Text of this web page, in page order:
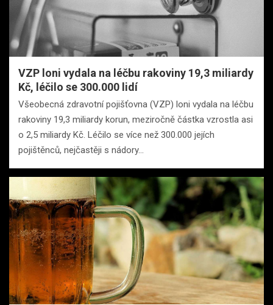
VZP loni vydala na léčbu rakoviny 19,3 miliardy
Kč, léčilo se 300.000 lidí
Všeobecná zdravotní pojišťovna (VZP) loni vydala na léčbu
rakoviny 19,3 miliardy korun, meziročně částka vzrostla asi
o 2,5 miliardy Kč. Léčilo se více než 300.000 jejích
pojištěnců, nejčastěji s nádory…